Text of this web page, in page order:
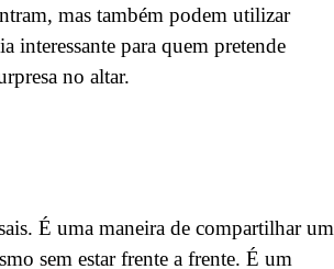
mas também podem utilizar
interessante para quem pretende
no altar.
É uma maneira de compartilhar um
sem estar frente a frente. É um